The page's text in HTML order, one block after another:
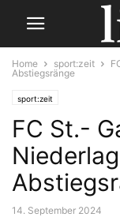
Home sport:zeit
Abstiegsränge
sport:zeit
FC St.-
14. September 2024